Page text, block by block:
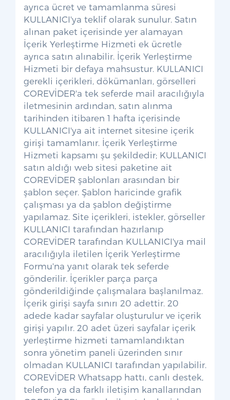
ayrıca ücret ve tamamlanma süresi
KULLANICI'ya teklif olarak sunulur. Satın
alınan paket içerisinde yer alamayan
İçerik Yerleştirme Hizmeti ek ücretle
ayrıca satın alınabilir. İçerik Yerleştirme
Hizmeti bir defaya mahsustur. KULLANICI
gerekli içerikleri, dökümanları, görselleri
COREVİDER'a tek seferde mail aracılığıyla
iletmesinin ardından, satın alınma
tarihinden itibaren 1 hafta içerisinde
KULLANICI'ya ait internet sitesine içerik
girişi tamamlanır. İçerik Yerleştirme
Hizmeti kapsamı şu şekildedir; KULLANICI
satın aldığı web sitesi paketine ait
COREVİDER şablonları arasından bir
şablon seçer. Şablon haricinde grafik
çalışması ya da şablon değiştirme
yapılamaz. Site içerikleri, istekler, görseller
KULLANICI tarafından hazırlanıp
COREVİDER tarafından KULLANICI'ya mail
aracılığıyla iletilen İçerik Yerleştirme
Formu'na yanıt olarak tek seferde
gönderilir. İçerikler parça parça
gönderildiğinde çalışmalara başlanılmaz.
İçerik girişi sayfa sınırı 20 adettir. 20
adede kadar sayfalar oluşturulur ve içerik
girişi yapılır. 20 adet üzeri sayfalar içerik
yerleştirme hizmeti tamamlandıktan
sonra yönetim paneli üzerinden sınır
olmadan KULLANICI tarafından yapılabilir.
COREVİDER Whatsapp hattı, canlı destek,
telefon ya da farklı iletişim kanallarından